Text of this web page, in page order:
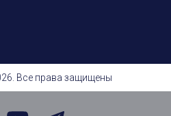
Все права защищены